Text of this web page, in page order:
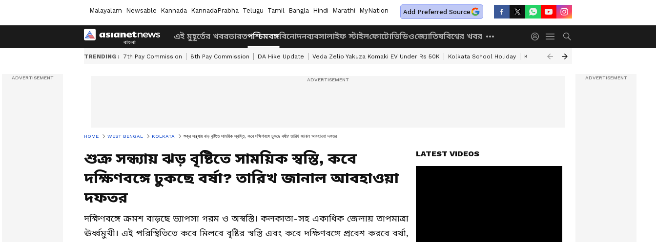
Malayalam Newsable Kannada KannadaPrabha Telugu Tamil Bangla Hindi Marathi MyNation Add Preferred Source
এই মুহূর্তের খবরভারতপশ্চিমবঙ্গবিনোদনব্যবসালাইফ স্টাইলফোটোভিডিওজ্যোতিষবিশ্বের খবর
TRENDING : 7th Pay Commission 8th Pay Commission DA Hike Update Veda Zelio Yakuza Komaki EV Under Rs 50K Kolkata School Holiday Kolkata Weather Update
HOME WEST BENGAL KOLKATA শুক্র সন্ধ্যায় ঝড় বৃষ্টিতে সাময়িক স্বস্তি, কবে দক্ষিণবঙ্গে ঢুকছে বর্ষা? তারিখ জানাল আবহাওয়া দফতর
শুক্র সন্ধ্যায় ঝড় বৃষ্টিতে সাময়িক স্বস্তি, কবে
দক্ষিণবঙ্গে ঢুকছে বর্ষা? তারিখ জানাল আবহাওয়া
দফতর
দক্ষিণবঙ্গে ক্রমশ বাড়ছে ভ্যাপসা গরম ও অস্বস্তি। কলকাতা-সহ একাধিক জেলায় তাপমাত্রা
ঊর্ধ্বমুখী। এই পরিস্থিতিতে কবে মিলবে বৃষ্টির স্বস্তি এবং কবে দক্ষিণবঙ্গে প্রবেশ করবে বর্ষা,
LATEST VIDEOS